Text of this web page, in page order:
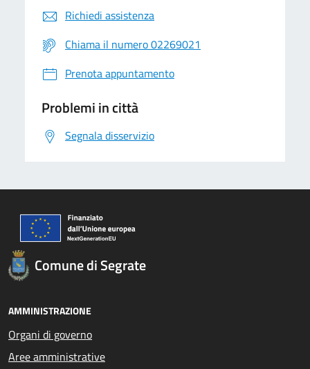
Richiedi assistenza
Chiama il numero 02269021
Prenota appuntamento
Problemi in città
Segnala disservizio
Comune di Segrate
AMMINISTRAZIONE
Organi di governo
Aree amministrative